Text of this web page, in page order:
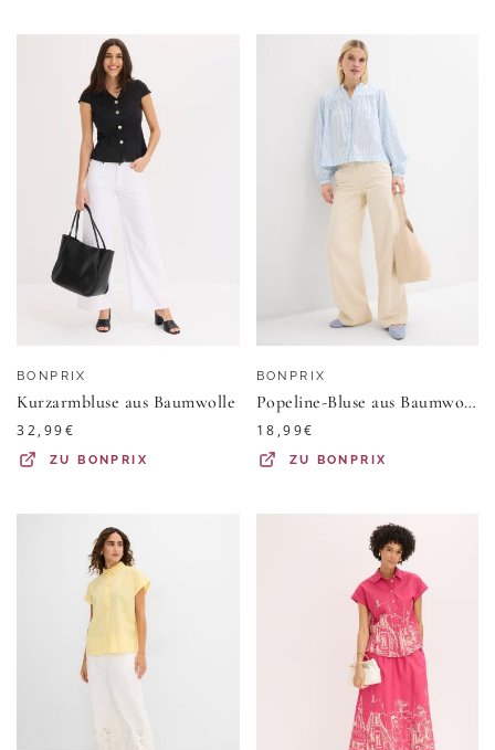
BONPRIX
Kurzarmbluse aus Baumwolle
32,99€
ZU BONPRIX
BONPRIX
Popeline-Bluse aus Baumwoll-Mix
18,99€
ZU BONPRIX